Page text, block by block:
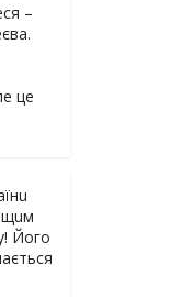
–
це
Його